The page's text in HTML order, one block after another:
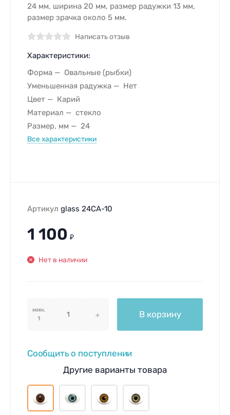
24 мм, ширина 20 мм, размер радужки 13 мм,
размер зрачка около 5 мм.
Написать отзыв
Характеристики:
Форма
Овальные (рыбки)
Уменьшенная радужка
Нет
Цвет
Карий
Материал
стекло
Размер, мм
24
Все характеристики
Артикул glass 24CA-10
1 100 ₽
Нет в наличии
мин.
1
В корзину
Сообщить о поступлении
Другие варианты товара